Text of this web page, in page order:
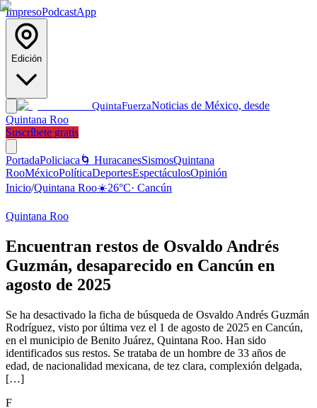
ImpresoPodcastApp
Edición
QuintaFuerzaNoticias de México, desde
Quintana Roo
Suscríbete gratis
PortadaPoliciaca 🌀 HuracanesSismosQuintana
RooMéxicoPolíticaDeportesEspectáculosOpinión
Inicio/Quintana Roo☀️26°C· Cancún
Quintana Roo
Encuentran restos de Osvaldo Andrés
Guzmán, desaparecido en Cancún en
agosto de 2025
Se ha desactivado la ficha de búsqueda de Osvaldo Andrés Guzmán
Rodríguez, visto por última vez el 1 de agosto de 2025 en Cancún,
en el municipio de Benito Juárez, Quintana Roo. Han sido
identificados sus restos. Se trataba de un hombre de 33 años de
edad, de nacionalidad mexicana, de tez clara, complexión delgada,
[…]
F